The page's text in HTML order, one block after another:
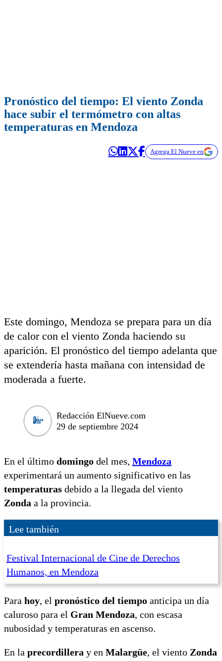
Pronóstico del tiempo: El viento Zonda
hace subir el termómetro con altas
temperaturas en Mendoza
Agrega El Nueve en
Este domingo, Mendoza se prepara para un día
de calor con el viento Zonda haciendo su
aparición. El pronóstico del tiempo adelanta que
se extendería hasta mañana con intensidad de
moderada a fuerte.
Redacción ElNueve.com
29 de septiembre 2024
En el último domingo del mes, Mendoza
experimentará un aumento significativo en las
temperaturas debido a la llegada del viento
Zonda a la provincia.
Lee también
Festival Internacional de Cine de Derechos
Humanos, en Mendoza
Para hoy, el pronóstico del tiempo anticipa un día
caluroso para el Gran Mendoza, con escasa
nubosidad y temperaturas en ascenso.
En la precordillera y en Malargüe, el viento Zonda